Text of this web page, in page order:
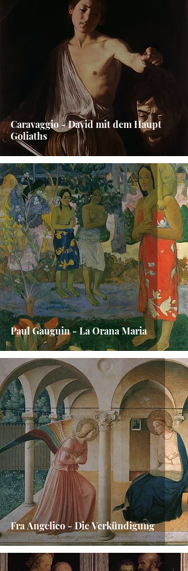
Caravaggio - David mit dem Haupt
Goliaths
Paul Gauguin - La Orana Maria
Fra Angelico - Die Verkündigung